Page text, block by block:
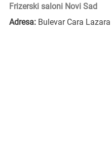
Frizerski saloni Novi Sad
Adresa: Bulevar Cara